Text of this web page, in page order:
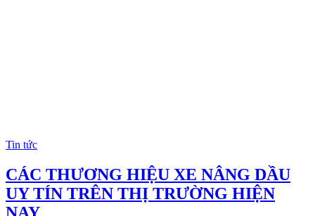
Tin tức
CÁC THƯƠNG HIỆU XE NÂNG DẦU
UY TÍN TRÊN THỊ TRƯỜNG HIỆN
NAY